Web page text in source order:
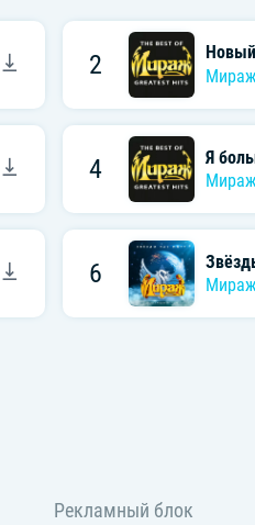
2
Мираж
4
Я
Мираж
6
Мираж